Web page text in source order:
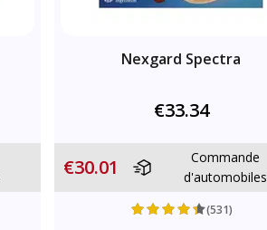
Nexgard Spectra
€33.34
€30.01
Commande
d'automobiles
(531)